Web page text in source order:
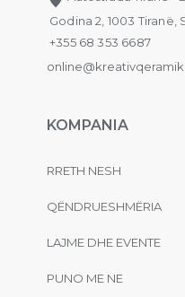
Godina 2, 1003 Tiranë,
+355 68 353 6687
KOMPANIA
RRETH NESH
QËNDRUESHMËRIA
LAJME DHE EVENTE
PUNO ME NE